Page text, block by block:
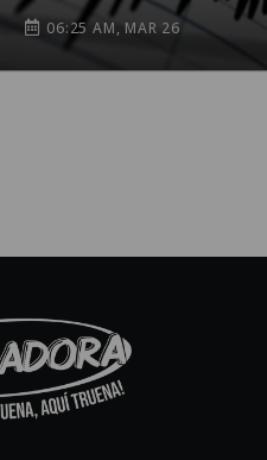
06:25 AM, MAR 26